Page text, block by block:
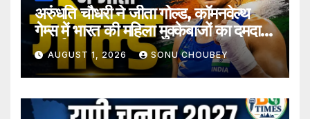
अरुंधति चौधरी ने जीता गोल्ड, कॉमनवेल्थ
गेम्स में भारत की महिला मुक्केबाजों का दमदार
प्रदर्शन
AUGUST 1, 2026 SONU CHOUBEY